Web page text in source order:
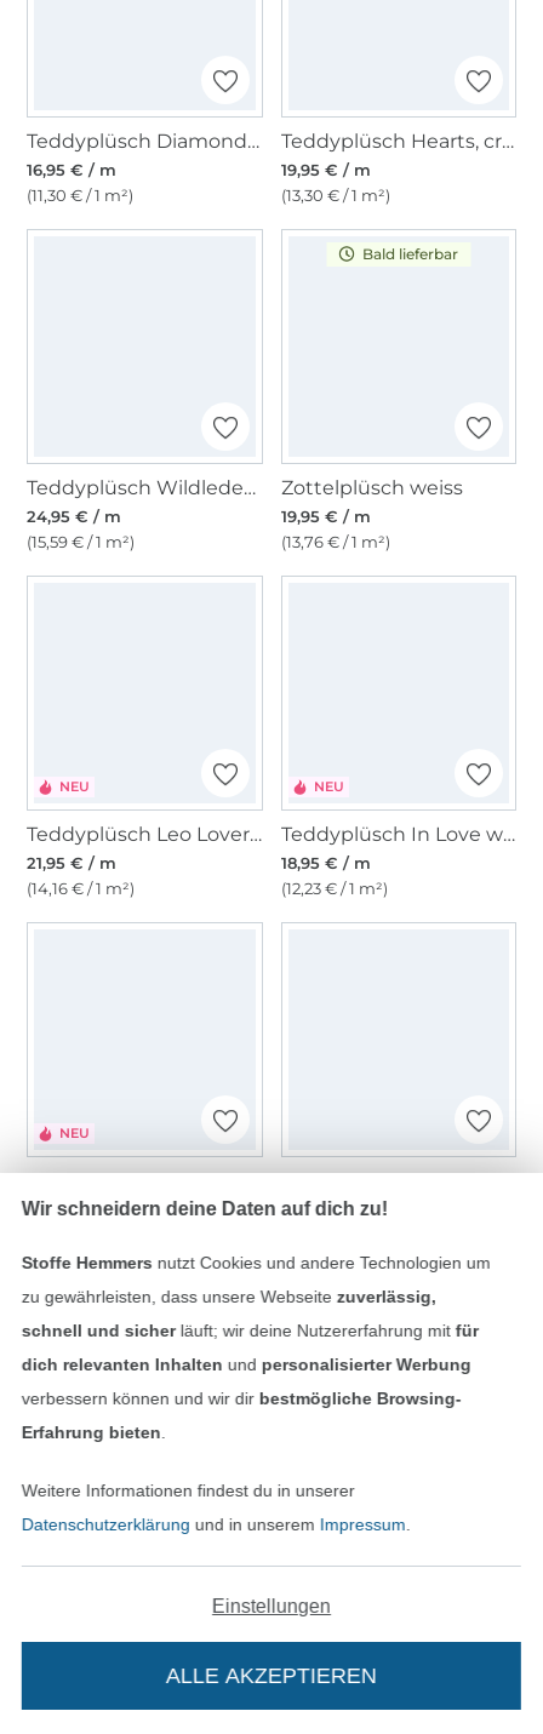
Teddyplüsch Diamonds, ecru
16,95 € / m
(11,30 € / 1 m²)
Teddyplüsch Hearts, creme
19,95 € / m
(13,30 € / 1 m²)
Teddyplüsch Wildlederimitat Doubleface, braun
24,95 € / m
(15,59 € / 1 m²)
Bald lieferbar
Zottelplüsch weiss
19,95 € / m
(13,76 € / 1 m²)
NEU
Teddyplüsch Leo Lovers, bordeaux
21,95 € / m
(14,16 € / 1 m²)
NEU
Teddyplüsch In Love with Leo, mint
18,95 € / m
(12,23 € / 1 m²)
NEU
Teddyplüsch Stripes, rosa
18,95 € / m
Teddyplüsch Stickerei Sonnenblume, wollweiß
19,95 € / m
Kunstfell Streifen, hellbraun
-17%
Wir schneidern deine Daten auf dich zu!
Stoffe Hemmers nutzt Cookies und andere Technologien um
zu gewährleisten, dass unsere Webseite zuverlässig,
schnell und sicherläuft; wir deine Nutzererfahrung mitfür
dich relevanten Inhalten und personalisierter Werbung
verbessern können und wir dir bestmögliche Browsing-
Erfahrung bieten
Weitere Informationen findest du in unserer
Datenschutzerklärung und in unserem Impressum
Einstellungen
ALLE AKZEPTIEREN